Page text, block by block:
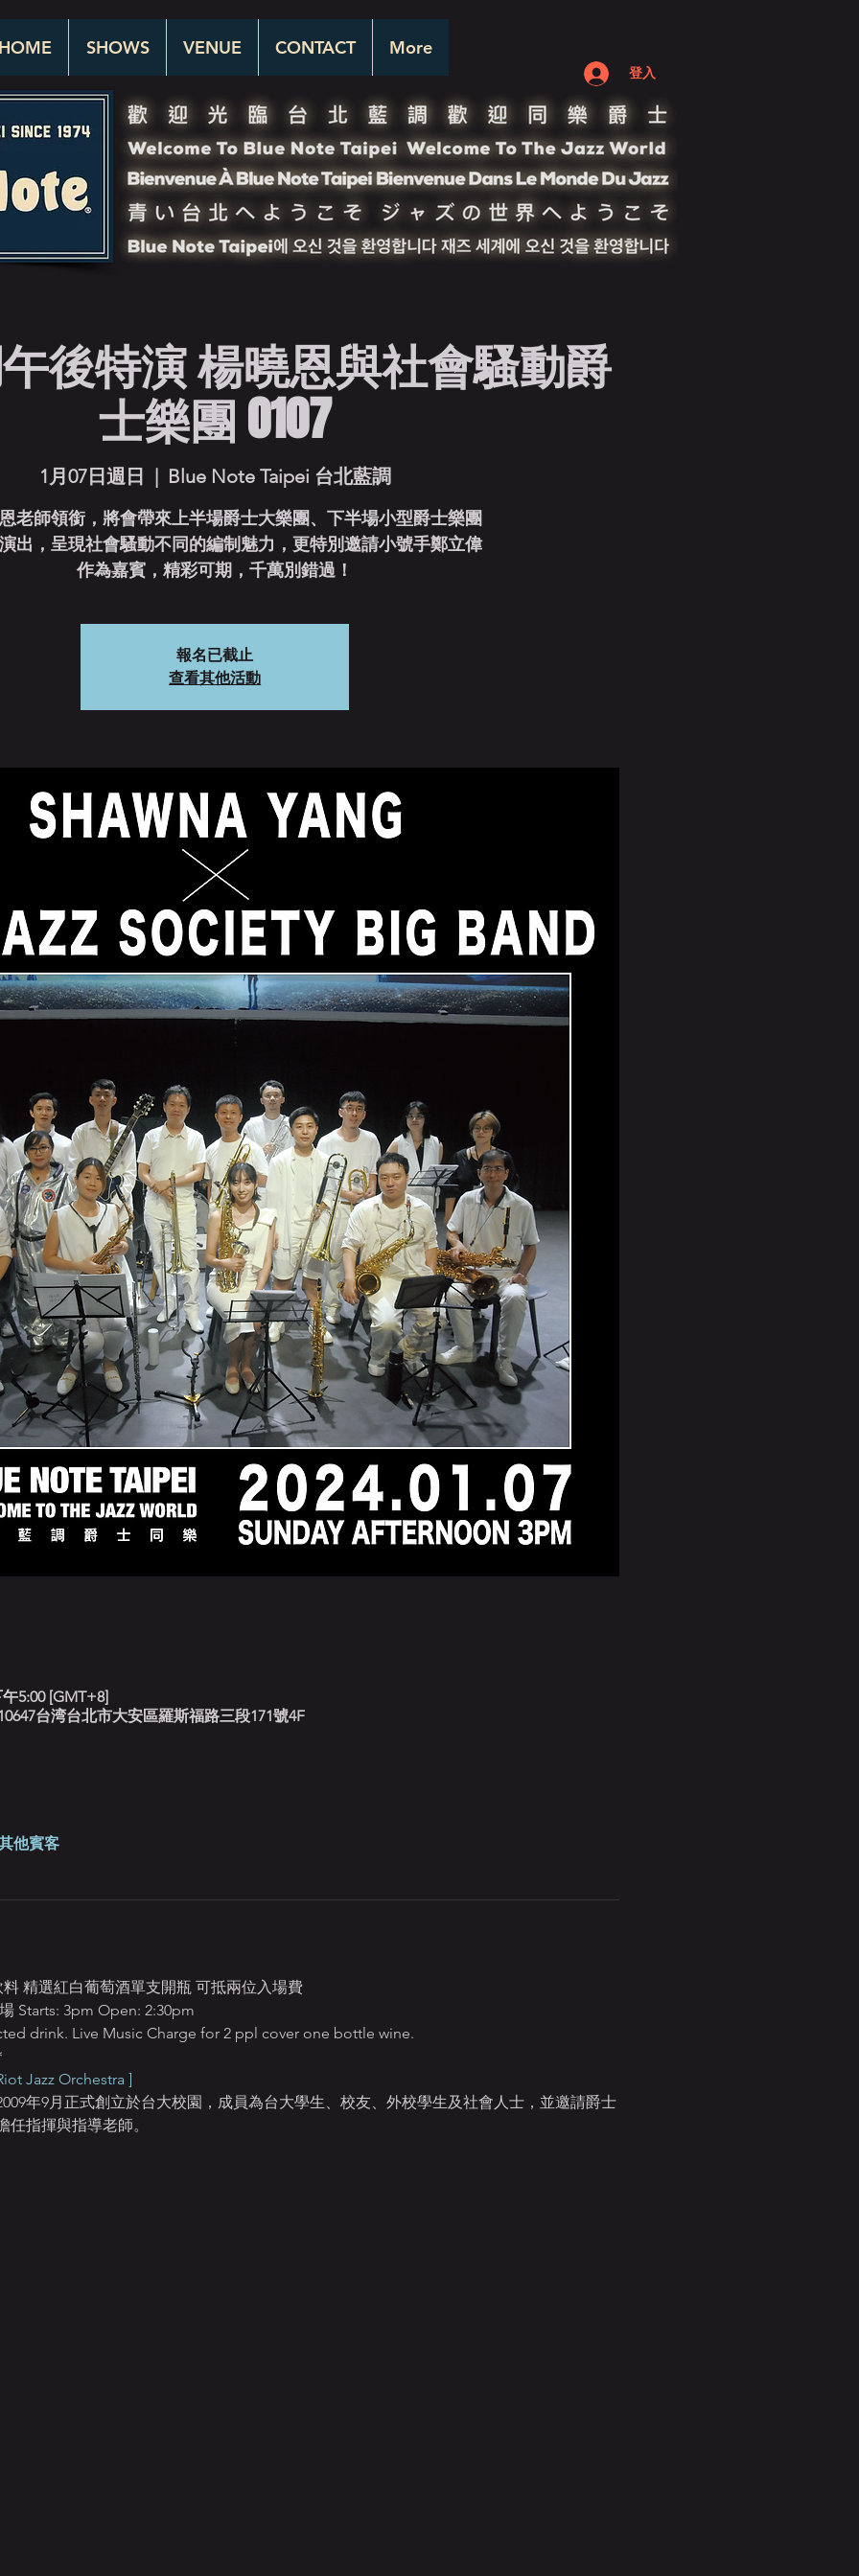
SHOWS VENUE CONTACT More
登入
後特演 楊曉恩與社會騷動爵
士樂團 0107
1月07日週日
  |
Blue Note Taipei 台北藍調
老師領銜，將會帶來上半場爵士大樂團、下半場小型爵士樂團
出，呈現社會騷動不同的編制魅力，更特別邀請小號手鄭立偉
作為嘉賓，精彩可期，千萬別錯過！
報名已截止
查看其他活動
5:00 [GMT+8]
台湾台北市大安區羅斯福路三段171號4F
他賓客
精選紅白葡萄酒單支開瓶 可抵兩位入場費
Starts: 3pm Open: 2:30pm
drink. Live Music Charge for 2 ppl cover one bottle wine.
Jazz Orchestra ]
年9月正式創立於台大校園，成員為台大學生、校友、外校學生及社會人士，並邀請爵士
指揮與指導老師。